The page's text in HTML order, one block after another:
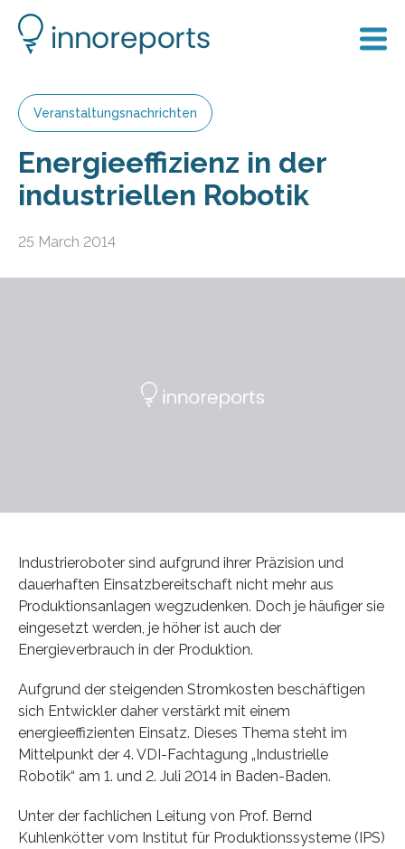
Veranstaltungsnachrichten
Energieeffizienz in der
industriellen Robotik
25 March 2014
Industrieroboter sind aufgrund ihrer Präzision und
dauerhaften Einsatzbereitschaft nicht mehr aus
Produktionsanlagen wegzudenken. Doch je häufiger sie
eingesetzt werden, je höher ist auch der
Energieverbrauch in der Produktion.
Aufgrund der steigenden Stromkosten beschäftigen
sich Entwickler daher verstärkt mit einem
energieeffizienten Einsatz. Dieses Thema steht im
Mittelpunkt der 4. VDI-Fachtagung „Industrielle
Robotik“ am 1. und 2. Juli 2014 in Baden-Baden.
Unter der fachlichen Leitung von Prof. Bernd
Kuhlenkötter vom Institut für Produktionssysteme (IPS)